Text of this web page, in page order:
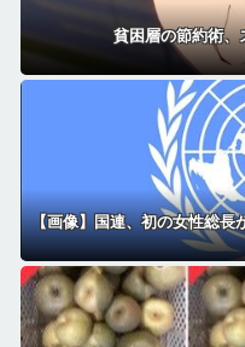
貧困層の節約術、
【画像】国連、初の女性総